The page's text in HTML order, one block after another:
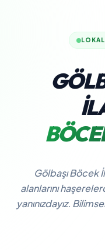
Gölbaşı Böcek
alanlarını
yanınızdayız.